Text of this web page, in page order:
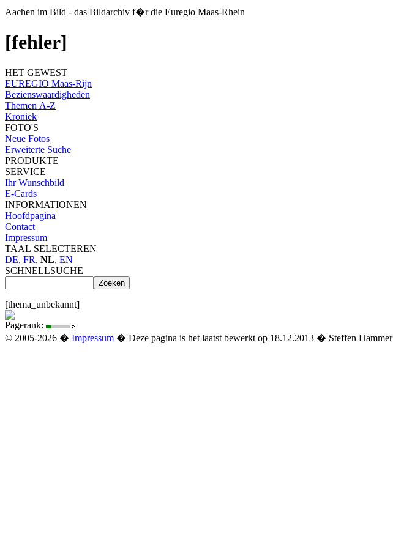
Aachen im Bild - das Bildarchiv f�r die Euregio Maas-Rhein
[fehler]
HET GEWEST
EUREGIO Maas-Rijn
Bezienswaardigheden
Themen A-Z
Kroniek
FOTO'S
Neue Fotos
Erweiterte Suche
PRODUKTE
SERVICE
Ihr Wunschbild
E-Cards
INFORMATIONEN
Hoofdpagina
Contact
Impressum
TAAL SELECTEREN
DE, FR, NL, EN
SCHNELLSUCHE
[thema_unbekannt]
Pagerank:
© 2005-2026 � Impressum � Deze pagina is het laatst bewerkt op 18.12.2013 � Steffen Hammer